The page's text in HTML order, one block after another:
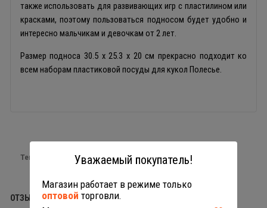
также использовать для развивающих игр с пластилином или
красками, поэтому пользоваться подносом будет удобно и
интересно мальчикам и девочкам от 2 лет.
Размер подноса 30.5 х 25.3 х 20 см прекрасно подходит ко
всем наборам пластиковой посуды для кукол Полесье.
Теги: игрушечная посуда
ОТЗЫВЫ (0)
Уважаемый покупатель!
Магазин работает в режиме только
оптовой торговли.